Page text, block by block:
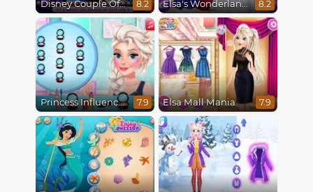
Disney Couple Of The Year 8.2 Elsa's Wonderland Wedding 8.2
Princess Influencer Winter Wonderland 7.9 Elsa Mall Mania 7.9